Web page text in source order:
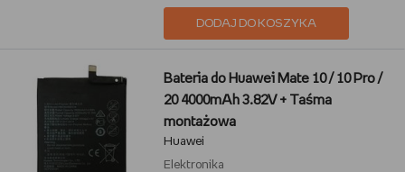
DODAJ DO KOSZYKA
Bateria do Huawei Mate 10 / 10 Pro /
20 4000mAh 3.82V + Taśma
montażowa
Huawei
Elektronika